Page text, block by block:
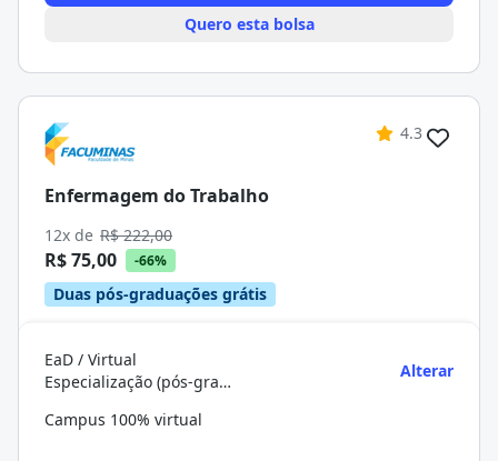
Quero esta bolsa
4.3
Enfermagem do Trabalho
12x de R$ 222,00
R$ 75,00 -66%
Duas pós-graduações grátis
EaD / Virtual
Especialização (pós-graduação)
Alterar
Campus 100% virtual